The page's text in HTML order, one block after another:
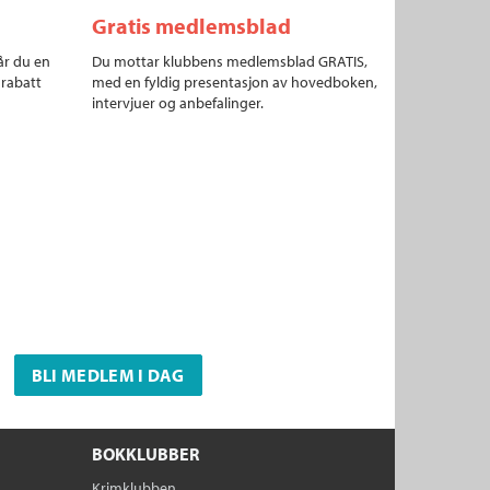
du en
Gratis medlemsblad
Du mottar klubbens medlemsblad GRATIS,
med en fyldig presentasjon av hovedboken,
intervjuer og anbefalinger.
BLI MEDLEM I DAG
BOKKLUBBER